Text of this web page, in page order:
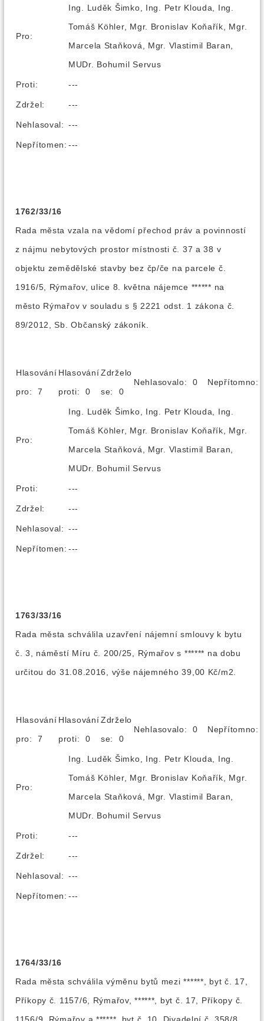
Pro:
Ing. Luděk Šimko, Ing. Petr Klouda, Ing.
Tomáš Köhler, Mgr. Bronislav Koňařík, Mgr.
Marcela Staňková, Mgr. Vlastimil Baran,
MUDr. Bohumil Servus
Proti: ---
Zdržel: ---
Nehlasoval: ---
Nepřítomen: ---
1762/33/16
Rada města vzala na vědomí přechod práv a povinností
z nájmu nebytových prostor místnosti č. 37 a 38 v
objektu zemědělské stavby bez čp/če na parcele č.
1916/5, Rýmařov, ulice 8. května nájemce ****** na
město Rýmařov v souladu s § 2221 odst. 1 zákona č.
89/2012, Sb. Občanský zákoník.
Hlasování
pro: 7
Hlasování
proti: 0
Zdrželo
se: 0
Nehlasovalo: 0
Pro:
Ing. Luděk Šimko, Ing. Petr Klouda, Ing.
Tomáš Köhler, Mgr. Bronislav Koňařík, Mgr.
Marcela Staňková, Mgr. Vlastimil Baran,
MUDr. Bohumil Servus
Proti: ---
Zdržel: ---
Nehlasoval: ---
Nepřítomen: ---
1763/33/16
Rada města schválila uzavření nájemní smlouvy k bytu
č. 3, náměstí Míru č. 200/25, Rýmařov s ****** na dobu
určitou do 31.08.2016, výše nájemného 39,00 Kč/m2.
Hlasování
pro: 7
Hlasování
proti: 0
Zdrželo
se: 0
Nehlasovalo: 0
Pro:
Ing. Luděk Šimko, Ing. Petr Klouda, Ing.
Tomáš Köhler, Mgr. Bronislav Koňařík, Mgr.
Marcela Staňková, Mgr. Vlastimil Baran,
MUDr. Bohumil Servus
Proti: ---
Zdržel: ---
Nehlasoval: ---
Nepřítomen: ---
1764/33/16
Rada města schválila výměnu bytů mezi ******, byt č. 17,
Příkopy č. 1157/6, Rýmařov, ******, byt č. 17, Příkopy č.